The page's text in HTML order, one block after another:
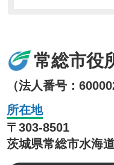
常総市役
（法人番号：
所在地
〒303-8501
茨城県常総市水海